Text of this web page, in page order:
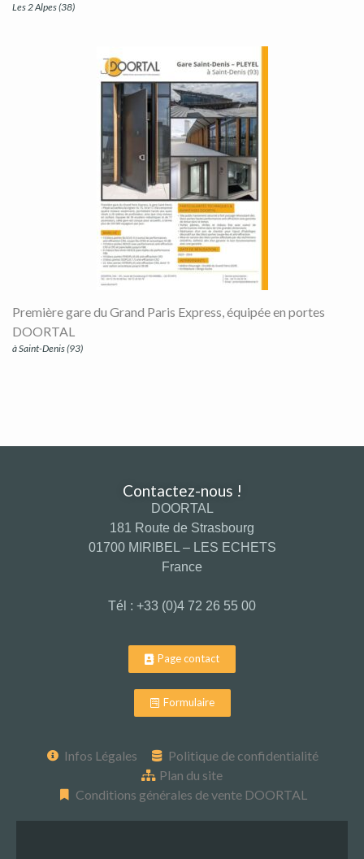
Les 2 Alpes (38)
Première gare du Grand Paris Express, équipée en portes
DOORTAL
à Saint-Denis (93)
Contactez-nous !
DOORTAL
181 Route de Strasbourg
01700 MIRIBEL – LES ECHETS
France
Tél : +33 (0)4 72 26 55 00
Page contact
Formulaire
Infos Légales
Politique de confidentialité
Plan du site
Conditions générales de vente DOORTAL